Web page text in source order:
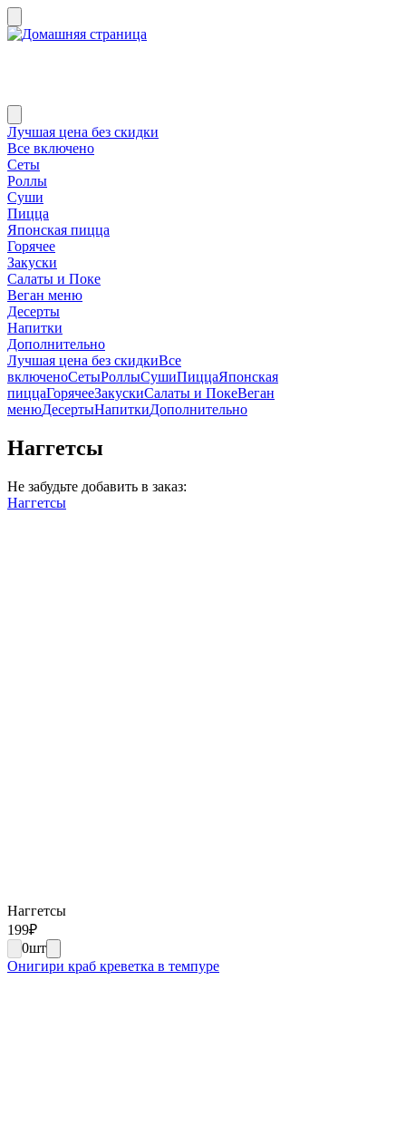
Лучшая цена без скидки
Все включено
Сеты
Роллы
Суши
Пицца
Японская пицца
Горячее
Закуски
Салаты и Поке
Веган меню
Десерты
Напитки
Дополнительно
Лучшая цена без скидкиВсе
включеноСетыРоллыСушиПиццаЯпонская
пиццаГорячееЗакускиСалаты и ПокеВеган
менюДесертыНапиткиДополнительно
Наггетсы
Не забудьте добавить в заказ:
Наггетсы
Наггетсы
199₽
0шт
Онигири краб креветка в темпуре